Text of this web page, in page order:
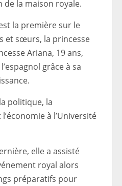
de la maison royale.
la première sur le
et sœurs, la princesse
Ariana, 19 ans,
grâce à sa
politique, la
à l’Université
elle a assisté
royal alors
préparatifs pour